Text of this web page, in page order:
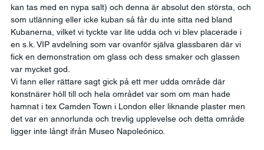
kan tas med en nypa salt) och denna är absolut den största, och
som utlänning eller icke kuban så får du inte sitta ned bland
Kubanerna, vilket vi tyckte var lite udda och vi blev placerade i
en s.k. VIP avdelning som var ovanför själva glassbaren där vi
fick en demonstration om glass och dess smaker och glassen
var mycket god.
Vi fann eller rättare sagt gick på ett mer udda område där
konstnärer höll till och hela området var som om man hade
hamnat i tex Camden Town i London eller liknande plaster men
det var en annorlunda och trevlig upplevelse och detta område
ligger inte långt ifrån Museo Napoleónico.